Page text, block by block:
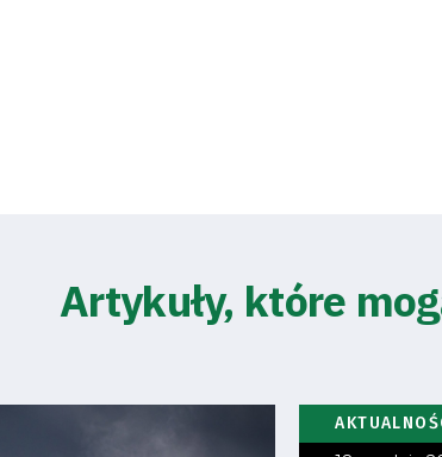
Artykuły, które